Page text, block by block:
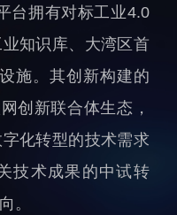
生活动
进榜YOUNG
育与健康
座信息
台拥有对标工业4.0
知识库、大湾区首
施。其创新构建的
创新联合体生态，
化转型的技术需求
技术成果的中试转
。